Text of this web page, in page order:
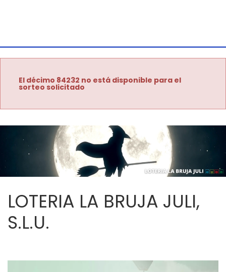
El décimo 84232 no está disponible para el
sorteo solicitado
LOTERIA LA BRUJA JULI,
S.L.U.